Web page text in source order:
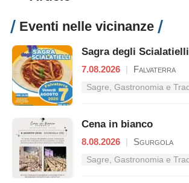
Eventi nelle vicinanze
Sagra degli Scialatielli
7.08.2026 | Falvaterra
Cena in bianco
8.08.2026 | Sgurgola